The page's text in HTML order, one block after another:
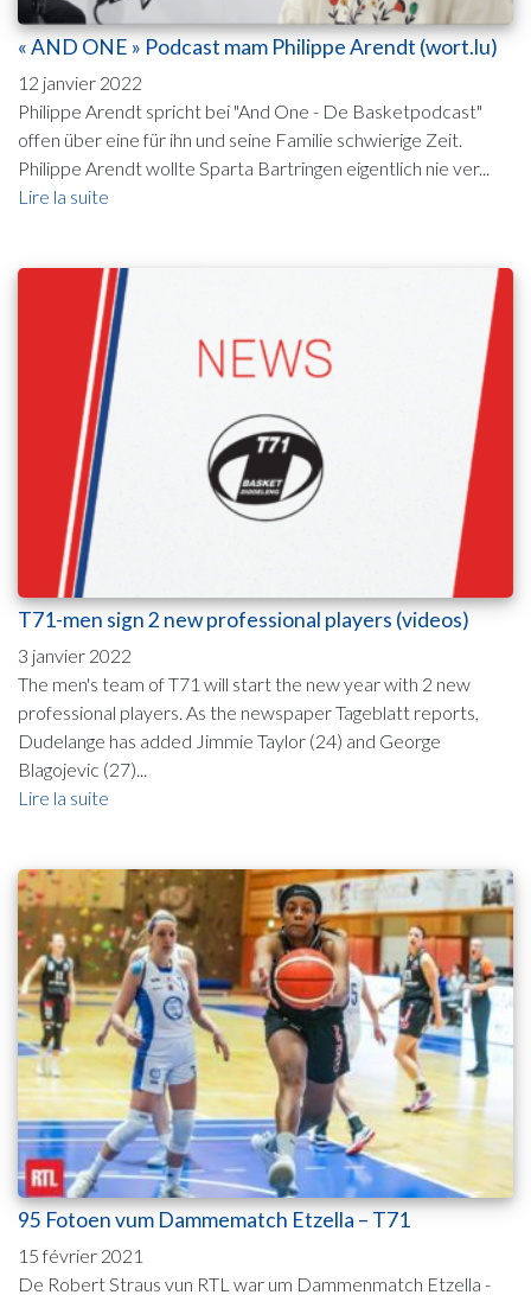
« AND ONE » Podcast mam Philippe Arendt (wort.lu)
12 janvier 2022
Philippe Arendt spricht bei "And One - De Basketpodcast"
offen über eine für ihn und seine Familie schwierige Zeit.
Philippe Arendt wollte Sparta Bartringen eigentlich nie ver...
Lire la suite
T71-men sign 2 new professional players (videos)
3 janvier 2022
The men's team of T71 will start the new year with 2 new
professional players. As the newspaper Tageblatt reports,
Dudelange has added Jimmie Taylor (24) and George
Blagojevic (27)...
Lire la suite
95 Fotoen vum Dammematch Etzella – T71
15 février 2021
De Robert Straus vun RTL war um Dammenmatch Etzella -